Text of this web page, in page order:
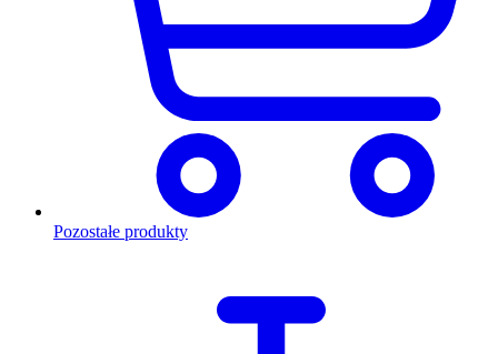
Pozostałe produkty